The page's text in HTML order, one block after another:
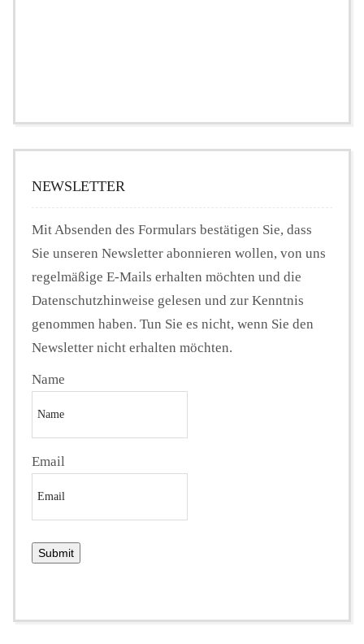
NEWSLETTER
Mit Absenden des Formulars bestätigen Sie, dass
Sie unseren Newsletter abonnieren wollen, von uns
regelmäßige E-Mails erhalten möchten und die
Datenschutzhinweise gelesen und zur Kenntnis
genommen haben. Tun Sie es nicht, wenn Sie den
Newsletter nicht erhalten möchten.
Name
Email